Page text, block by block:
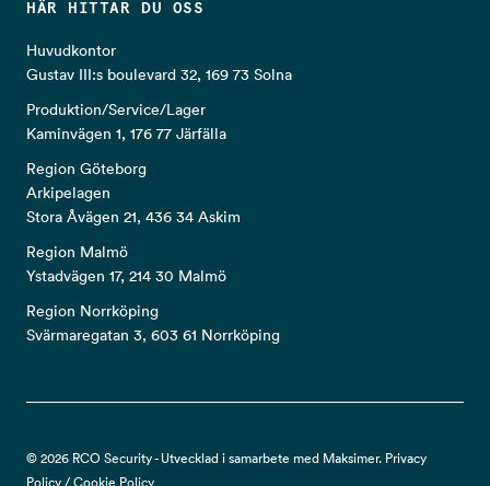
HÄR HITTAR DU OSS
Huvudkontor
Gustav III:s boulevard 32, 169 73 Solna
Produktion/Service/Lager
Kaminvägen 1, 176 77 Järfälla
Region Göteborg
Arkipelagen
Stora Åvägen 21, 436 34 Askim
Region Malmö
Ystadvägen 17, 214 30 Malmö
Region Norrköping
Svärmaregatan 3, 603 61 Norrköping
© 2026 RCO Security - Utvecklad i samarbete med Maksimer. Privacy